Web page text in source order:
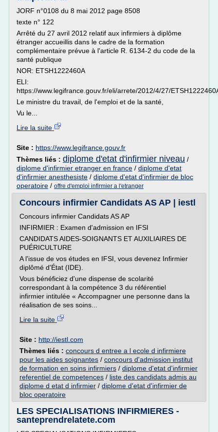
JORF n°0108 du 8 mai 2012 page 8508
texte n° 122
Arrêté du 27 avril 2012 relatif aux infirmiers à diplôme
étranger accueillis dans le cadre de la formation
complémentaire prévue à l'article R. 6134-2 du code de la
santé publique
NOR: ETSH1222460A
ELI:
https://www.legifrance.gouv.fr/eli/arrete/2012/4/27/
Le ministre du travail, de l'emploi et de la santé,
Vu le...
Lire la suite
Site : https://www.legifrance.gouv.fr
Thèmes liés : diplome d'etat d'infirmier niveau /
diplome d'infirmier etranger en france / diplome d'etat
d'infirmier anesthesiste / diplome d'etat d'infirmier de bloc
operatoire / offre d'emploi infirmier a l'etranger
Concours infirmier Candidats AS AP | iestl
Concours infirmier Candidats AS AP
INFIRMIER : Examen d'admission en IFSI
CANDIDATS AIDES-SOIGNANTS ET AUXILIAIRES DE
PUÉRICULTURE
A l'issue de vos études en IFSI, vous devenez Infirmier
diplômé d'État (IDE).
Vous bénéficiez d'une dispense de scolarité
correspondant à la compétence 3 du référentiel
infirmier intitulée « Accompagner une personne dans la
réalisation de ses soins...
Lire la suite
Site : http://iestl.com
Thèmes liés : concours d entree a l ecole d infirmiere
pour les aides soignantes / concours d'admission institut
de formation en soins infirmiers / diplome d'etat d'infirmier
referentiel de competences / liste des candidats admis au
diplome d etat d infirmier / diplome d'etat d'infirmier de
bloc operatoire
LES SPECIALISATIONS INFIRMIERES -
santeprendrelatete.com